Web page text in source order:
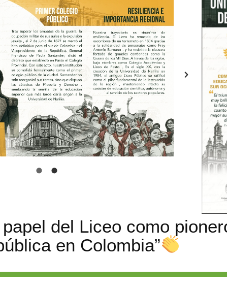
papel del Liceo como
en Colombia”